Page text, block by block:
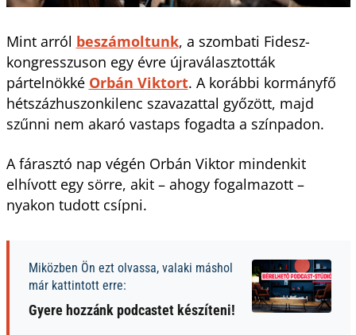
Mint arról beszámoltunk, a szombati Fidesz-
kongresszuson egy évre újraválasztották
pártelnökké Orbán Viktort. A korábbi kormányfő
hétszázhuszonkilenc szavazattal győzött, majd
szűnni nem akaró vastaps fogadta a színpadon.
A fárasztó nap végén Orbán Viktor mindenkit
elhívott egy sörre, akit – ahogy fogalmazott –
nyakon tudott csípni.
Miközben Ön ezt olvassa, valaki máshol
már kattintott erre:
Gyere hozzánk podcastet készíteni!